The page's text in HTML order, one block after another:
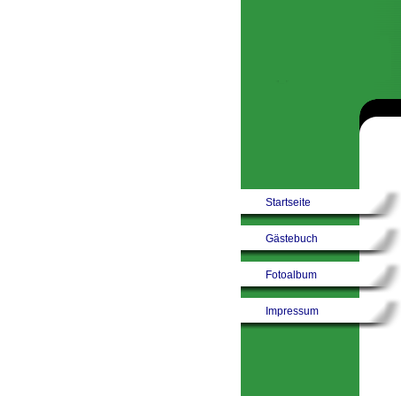
Startseite
Gästebuch
Fotoalbum
Impressum